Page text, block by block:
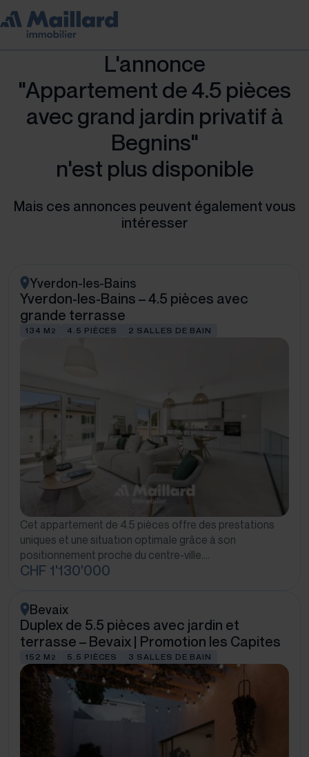
L'annonce
"Appartement de 4.5 pièces
avec grand jardin privatif à
Begnins"
n'est plus disponible
Mais ces annonces peuvent également vous
intéresser
Yverdon-les-Bains
Yverdon-les-Bains – 4.5 pièces avec
grande terrasse
134 M 2 4.5 PIÈCES 2 SALLES DE BAIN
Cet appartement de 4.5 pièces offre des prestations
uniques et une situation optimale grâce à son
positionnement proche du centre-ville.…
CHF 1'130'000
Bevaix
Duplex de 5.5 pièces avec jardin et
terrasse – Bevaix | Promotion les Capites
152 M 2 5.5 PIÈCES 3 SALLES DE BAIN